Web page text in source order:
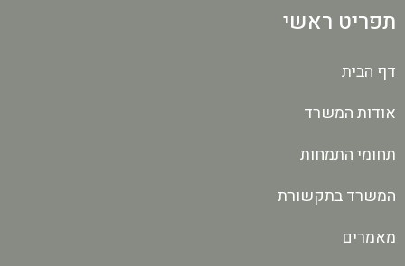
תפריט ראשי
דף הבית
אודות המשרד
תחומי התמחות
המשרד בתקשורת
מאמרים